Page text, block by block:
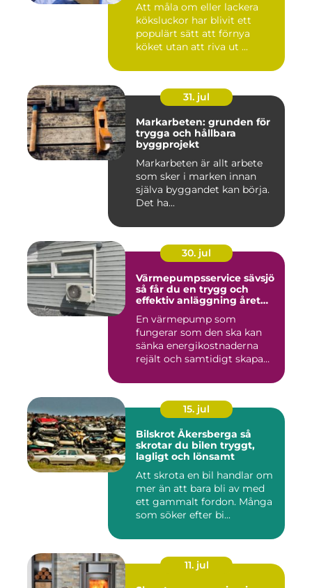
Att måla om eller lackera
köksluckor har blivit ett
populärt sätt att förnya
köket utan att riva ut ...
31. jul
Markarbeten: grunden för
trygga och hållbara
byggprojekt
Markarbeten är allt arbete
som sker i marken innan
själva byggandet kan börja.
Det ha...
30. jul
Värmepumpsservice sävsjö
så får du en trygg och
effektiv anläggning året
En värmepump som
fungerar som den ska kan
sänka energikostnaderna
rejält och samtidigt skapa
15. jul
Bilskrot Åkersberga så
skrotar du bilen tryggt,
lagligt och lönsamt
Att skrota en bil handlar om
mer än att bara bli av med
ett gammalt fordon. Många
som söker efter bi...
11. jul